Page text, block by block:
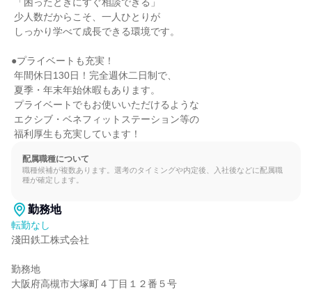
●プライベートも充実！
福利厚生も充実しています！
配属職種について
職種候補が複数あります。選考のタイミングや内定後、入社後などに配属職
種が確定します。
勤務地
転勤なし
淺田鉄工株式会社
勤務地
大阪府高槻市大塚町４丁目１２番５号